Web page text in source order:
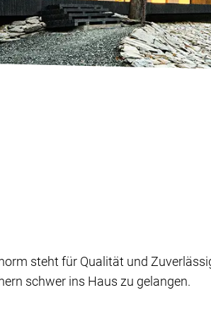
steht für Qualität und
schwer ins Haus zu gelangen.